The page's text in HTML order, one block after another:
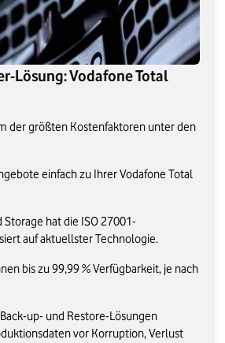
Lösung: Vodafone Total
der größten Kostenfaktoren unter den
einfach zu Ihrer Vodafone Total
hat die ISO 27001-
auf aktuellster Technologie.
bis zu 99,99 % Verfügbarkeit, je nach
up- und Restore-Lösungen
vor Korruption, Verlust